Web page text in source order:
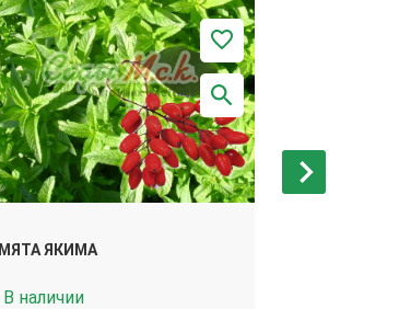
МЯТА ЯКИМА
В наличии